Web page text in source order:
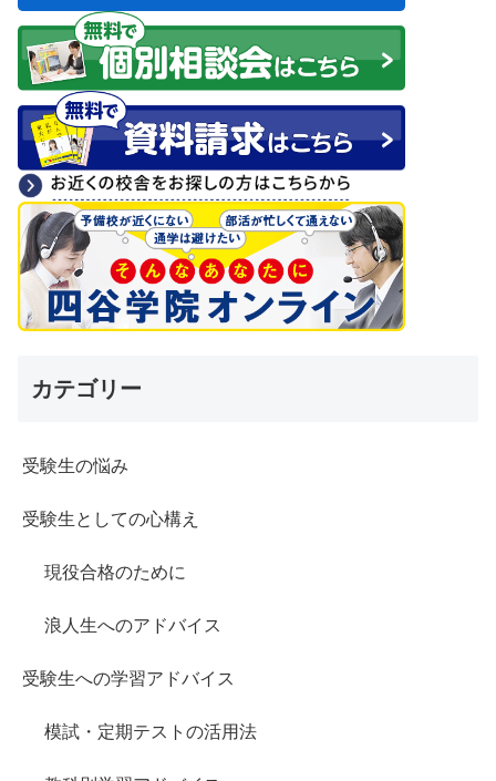
カテゴリー
受験生の悩み
受験生としての心構え
現役合格のために
浪人生へのアドバイス
受験生への学習アドバイス
模試・定期テストの活用法